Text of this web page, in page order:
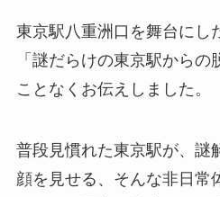
東京駅八重洲口を舞台にし
「謎だらけの東京駅から
ことなくお伝えしました。
普段見慣れた東京駅が、謎
顔を見せる、そんな非日常